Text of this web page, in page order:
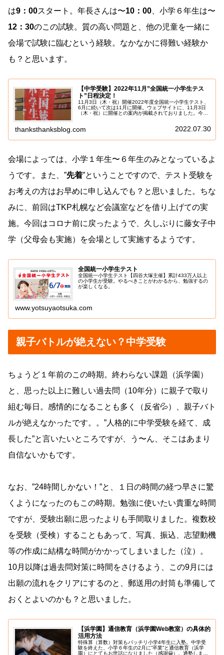
は9：00スタート。年長さんは〜10：00 、小学６年生は〜
12：30のこの試験。質の高い問題と、他の児童を一緒に
会場で試験に臨むという経験。なかなかに得難い経験か
も？と思います。
【中学受験】2022年11月”全国統一小学生テス
ト”日程決定！
11月3日（木・祝）開催2022年度全国統一小学生テスト、
6月に続いて次は11月に開催。ウェブサイトに、11月3日
（木・祝）に開催との案内が掲載されておりました。今年
thanksthanksblog.com 2022.07.30
会場によっては、小学１年生〜６年生のみとなっているよ
うです。また、”先着”ということですので、テスト受験を
お考えの方はお早めに申し込んでも？と思いました。ちな
みに、前回はTKP札幌など会議室などを借り上げての実
施。今回はコロナ前に戻ったようで、久しぶりに藤女子中
学（父母会も実施）を会場として実施するようです。
全国統一小学生テスト
全国統一小学生テスト【四谷大塚主催】累計433万人以上
の小学生が受験。やるべきことがわかるから、勉強するの
が楽しくなる。
www.yotsuyaotsuka.com
親子バトルが絶えない？中学受験
ちょうど１年前のこの時期。終わらない課題（浜学園）
と、思った以上に難しい過去問（10年分）に親子で取り
組む毎日。感情的になることも多く（反省💦）、親子バト
ルが絶えなかったです。。”人格的に中学受験を経て、成
長した”と言いたいところですが、う〜ん、そこはあまり
自信ないかもです。
なお、”24時間しかない！”と、１日の時間の経つ早さに驚
くようになったのもこの時期。勉強に使いたい貴重な時間
ですが、受験出願に思ったよりも手間取りました。複数校
を受験（受検）することもあって、写真、振込、志望動機
等の作成に結構な時間がかかってしまいました（泣）。
10月以降は過去問対策に時間をさけるよう、この9月には
出願の流れをクリアにするのと、郵送用の封筒も準備して
おくとよいのかも？と思いました。
【浜学園】通信教育（浜学園Web教室）の具体的
活用方法
特殊算（算数）対策もバッチリ小学4年生に入塾。中学受
験を終えた、小学６年生の2月に”卒業”と通信教育（浜学
園）にとてもお世話になりました（感謝😀）。通塾しませ